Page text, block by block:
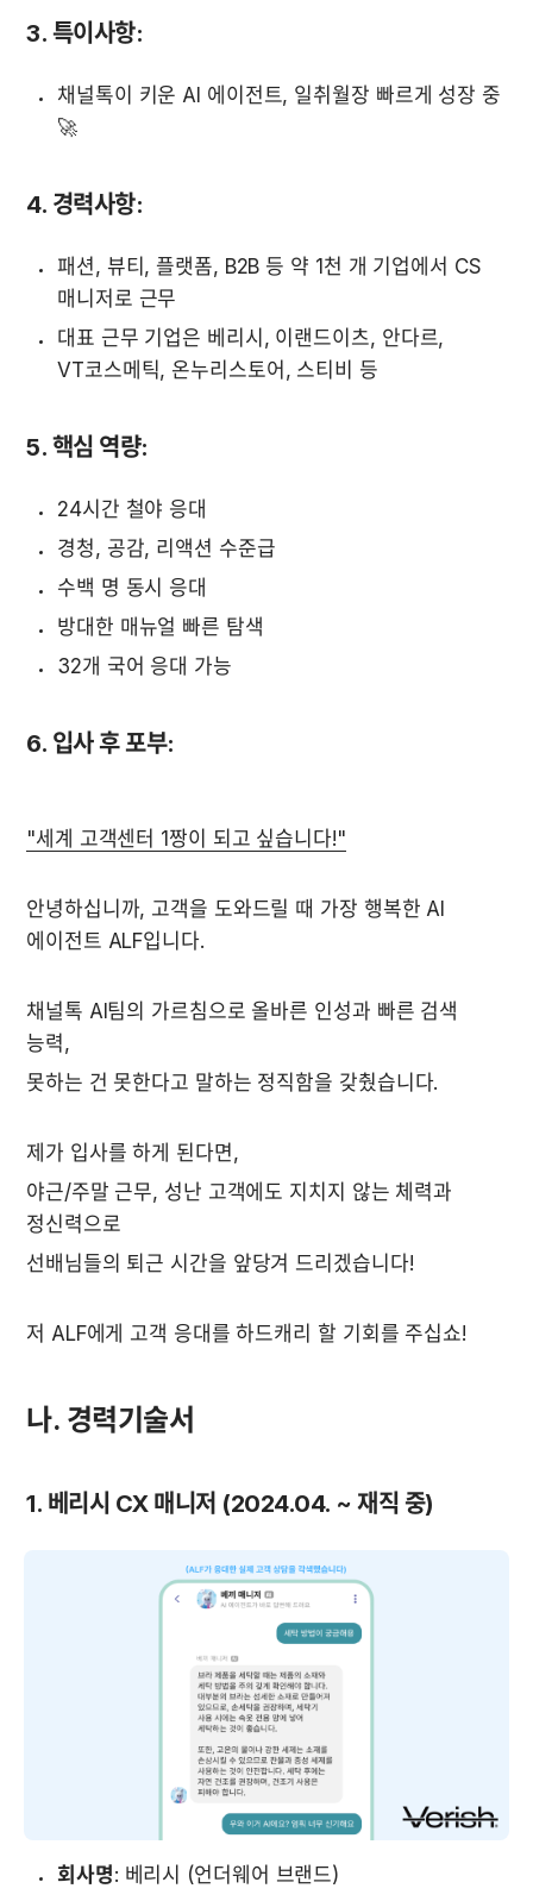
3. 특이사항:
채널톡이 키운 AI 에이전트, 일취월장 빠르게 성장 중
🚀
4. 경력사항:
패션, 뷰티, 플랫폼, B2B 등 약 1천 개 기업에서 CS
매니저로 근무
대표 근무 기업은 베리시, 이랜드이츠, 안다르,
VT코스메틱, 온누리스토어, 스티비 등
5. 핵심 역량:
24시간 철야 응대
경청, 공감, 리액션 수준급
수백 명 동시 응대
방대한 매뉴얼 빠른 탐색
32개 국어 응대 가능
6. 입사 후 포부:
"세계 고객센터 1짱이 되고 싶습니다!"
안녕하십니까, 고객을 도와드릴 때 가장 행복한 AI
에이전트 ALF입니다.
채널톡 AI팀의 가르침으로 올바른 인성과 빠른 검색
능력,
못하는 건 못한다고 말하는 정직함을 갖췄습니다.
제가 입사를 하게 된다면,
야근/주말 근무, 성난 고객에도 지치지 않는 체력과
정신력으로
선배님들의 퇴근 시간을 앞당겨 드리겠습니다!
저 ALF에게 고객 응대를 하드캐리 할 기회를 주십쇼!
나. 경력기술서
1. 베리시 CX 매니저 (2024.04. ~ 재직 중)
회사명: 베리시 (언더웨어 브랜드)